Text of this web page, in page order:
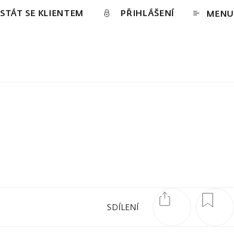
STÁT SE KLIENTEM PŘIHLÁŠENÍ MENU
SDÍLENÍ